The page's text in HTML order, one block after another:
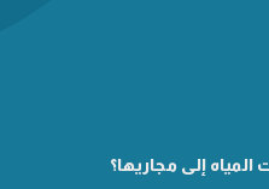
إلى مجاريها؟